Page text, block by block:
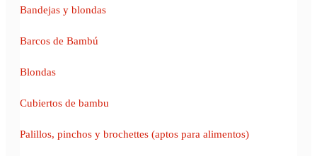
Bandejas y blondas
Barcos de Bambú
Blondas
Cubiertos de bambu
Palillos, pinchos y brochettes (aptos para alimentos)